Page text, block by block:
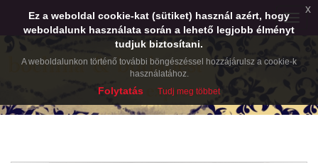
Toggle
Ez a weboldal cookie-kat (sütiket) használ azért, hogy
weboldalunk használata során a lehető legjobb élményt
tudjuk biztosítani.
A weboldalunkon történő további böngészéssel hozzájárulsz a cookie-k
használatához.
Folytatás Tudj meg többet
x